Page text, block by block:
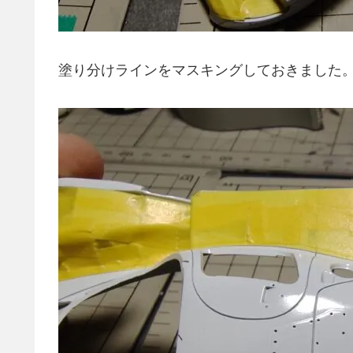
塗り分けラインをマスキングしておきました